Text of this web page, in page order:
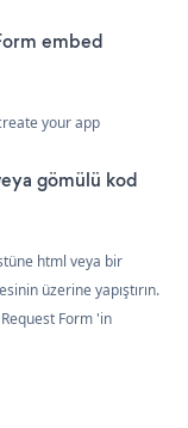
embed
your app
gömülü kod
html veya bir
üzerine yapıştırın.
Form 'in